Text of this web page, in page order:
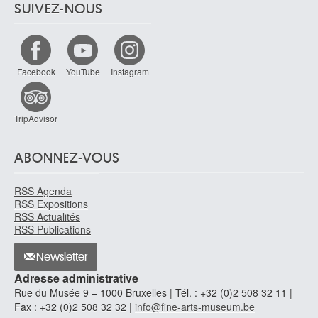
SUIVEZ-NOUS
Facebook YouTube Instagram
TripAdvisor
ABONNEZ-VOUS
RSS Agenda
RSS Expositions
RSS Actualités
RSS Publications
Newsletter
Adresse administrative
Rue du Musée 9 – 1000 Bruxelles | Tél. : +32 (0)2 508 32 11 |
Fax : +32 (0)2 508 32 32 | info@fine-arts-museum.be